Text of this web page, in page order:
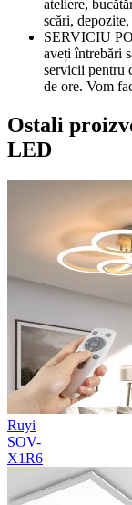
ateliere,
scări,
SERVICIU
aveți întrebări
servicii pentru
de ore. Vom
Ostali
LED
Ruyi
SOV-
X1R6